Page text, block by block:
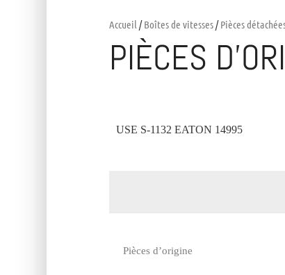
Accueil /Boîtes de vitesses/Pièces
PIÈCES
USE S-1132 EATON 14995
Pièces d’origine